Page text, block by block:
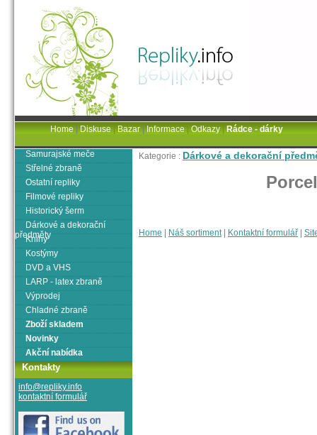
Kategorie : Dárkové a dekorační
Home Náš sortiment| Kontaktní formulář
Samurajské meče
Střelné zbraně
Ostatní repliky
Filmové repliky
Historický šerm
Dárkové a dekorační
předměty
Knihy
Kostýmy
DVD a VHS
LARP - latex zbraně
Výprodej
Chladné zbraně
Zboží skladem
Novinky
Akční nabídka
Kontakty
info@repliky.info
kontaktní formulář
Home|Diskuse|Bazar|Informace|Odkazy|Rádce - dárky